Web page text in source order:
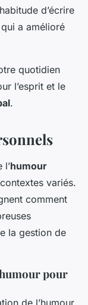
d’écrire
a amélioré
quotidien
l’esprit et le
.
l’humour
variés.
comment
la gestion de
pour
de l’humour